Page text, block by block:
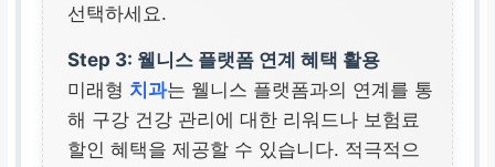
선택하세요.
Step 3: 웰니스 플랫폼 연계 혜택 활용
미래형 치과는 웰니스 플랫폼과의 연계를 통
해 구강 건강 관리에 대한 리워드나 보험료
할인 혜택을 제공할 수 있습니다. 적극적으